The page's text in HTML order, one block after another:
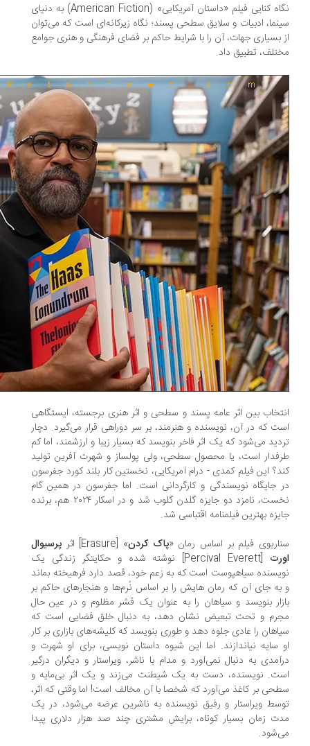
نگاه کنایی فیلم «داستان آمریکایی» (American Fiction) به دنیای
ادبیات و سلایق سطحی پسند؛ نگاه زیرکانه‌ای است که می‌توان
بسیاری جهات، آن را با شرایط حاکم بر فضای فرهنگی و هنری جوامع
تطبیق داد.
بین اثر عامه پسند و سطحی و اثر هنری برجسته، ایستگاهی
که در آن، نویسنده و هنرمند، بر سر دوراهی قرار می‌گیرد. دچار
می‌شود که یک اثر فاخر بنویسد که بسیار زیبا و ارزشمند، اما کم
است، یا محصول سطحی، ولی پولساز و شهرت آفرین تولید
این فیلم کمدی - درام آمریکایی، نخستین کار بلند کورد جفرسون
جایگاه نویسندگی و کارگردانی است. اما جفرسون در همین گام
نخست، نامزد دو جایزه گلدن گلوب شد و در اسکار ۲۰۲۴ هم، برنده
بهترین فیلمنامه اقتباسی شد.
فیلم بر اساس رمان « پاک کردن» [Erasure] اثر
پرسیوال
[Percival Everett] نوشته شده و حکایتگر زندگی یک
سیاهپوست است که به زعم خود، قصد دارد فرهیخته بماند
جای آن که رمان هایش را بر اساس نُرم‌ها و هنجار‌های حاکم بر
بنویسد و سیاهان را به عنوان یک قشر مظلوم و در عین حال
و تحت تبعیض نشان دهد، به دنبال خلق فضایی است که
را عادی جلوه دهد و طوری بنویسد که کلیشه‌های بازاری بر کار
سایه نیاندازند. اما این شیوه داستان نویسی، برای او شهرت و
به دنبال نمی‌آورد و مدام با ناشر، ویراستار و دیگران درگیر
نویسنده، دست به یک شیطنت می‌زند و یک اثر بی‌مایه و
بر کاغذ می‌آورد که شخصا با آن مخالف است! اما وقتی که اثر،
ویراستار و رفیق نویسنده به ناشرین عرضه می‌شود، در یک
زمان بسیار کوتاه، برایش مشتری چند صد هزار دلاری پیدا